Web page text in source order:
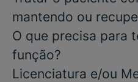
mantendo ou
O que precisa para
função?
Licenciatura e/ou